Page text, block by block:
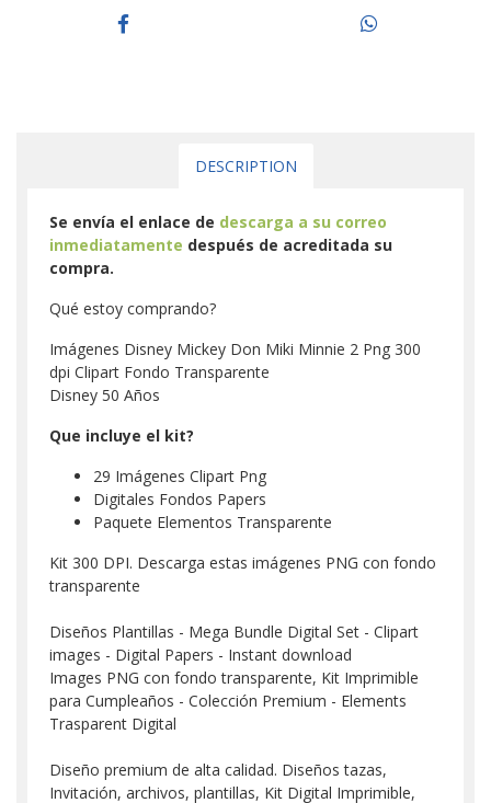
DESCRIPTION
Se envía el enlace de descarga a su correo
inmediatamente después de acreditada su
compra.
Qué estoy comprando?
Imágenes Disney Mickey Don Miki Minnie 2 Png 300
dpi Clipart Fondo Transparente
Disney 50 Años
Que incluye el kit?
29 Imágenes Clipart Png
Digitales Fondos Papers
Paquete Elementos Transparente
Kit 300 DPI. Descarga estas imágenes PNG con fondo
transparente
Diseños Plantillas - Mega Bundle Digital Set - Clipart
images - Digital Papers - Instant download
Images PNG con fondo transparente, Kit Imprimible
para Cumpleaños - Colección Premium - Elements
Trasparent Digital
Diseño premium de alta calidad. Diseños tazas,
Invitación, archivos, plantillas, Kit Digital Imprimible,